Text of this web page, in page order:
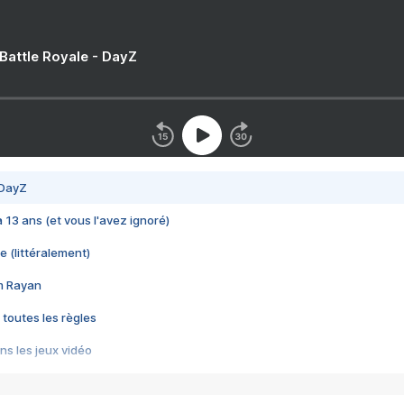
Royale - DayZ
13 ans (et vous l'avez ignoré)
(littéralement)
Rayan
toutes les règles
les jeux vidéo